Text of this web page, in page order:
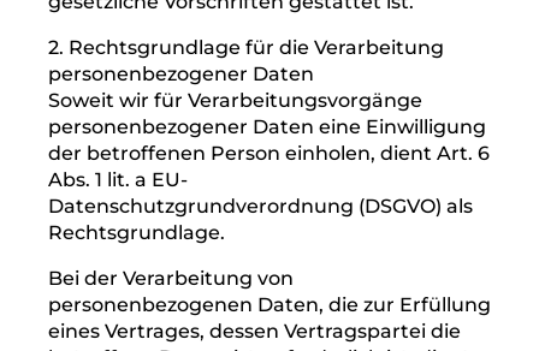
1. Umfang der Verarbeitung
personenbezogener Daten
Wir verarbeiten personenbezogene Daten
unserer Nutzer grundsätzlich nur, soweit
dies zur Bereitstellung einer
funktionsfähigen Website sowie unserer
Inhalte und Leistungen erforderlich ist. Die
Verarbeitung personenbezogener Daten
unserer Nutzer erfolgt regelmäßig nur nach
Einwilligung des Nutzers. Eine Ausnahme
gilt in solchen Fällen, in denen eine vorherige
Einholung einer Einwilligung aus
tatsächlichen Gründen nicht möglich ist und